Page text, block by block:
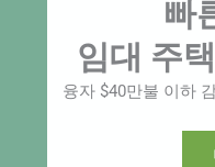
빠
임대 주
융자 $40만불 이하